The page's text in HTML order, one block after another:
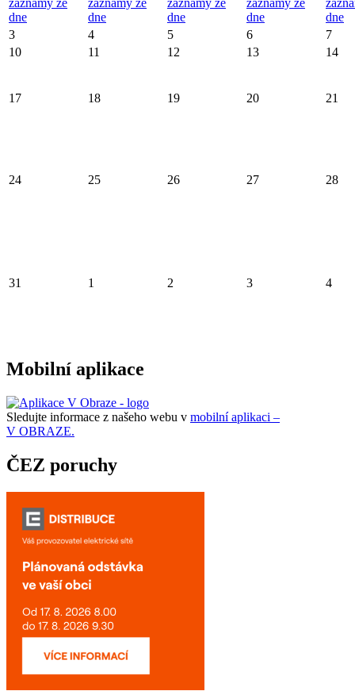
záznamy ze
dne
záznamy ze
dne
záznamy ze
dne
záznamy ze
dne
dne
3
4 5 6
7
10
11 12 13 14
17 18 19 20 21
24 25 26 27 28
31 1 2 3 4
Mobilní aplikace
Sledujte informace z našeho webu v mobilní aplikaci –
V OBRAZE.
ČEZ poruchy